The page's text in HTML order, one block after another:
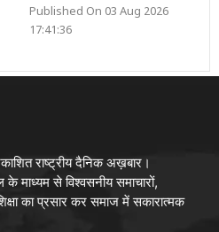
Published On 03 Aug 2026
17:41:36
राष्ट्रीय दैनिक अख़बार।
माध्यम से विश्वसनीय समाचारों,
का प्रसार कर समाज में सकारात्मक